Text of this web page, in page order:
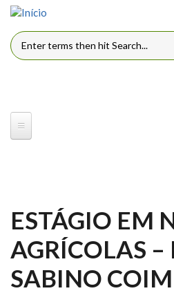
Pular para o conteúdo principal
FORMULÁRIO DE
ESTÁGIO EM
AGRÍCOLAS
SABINO